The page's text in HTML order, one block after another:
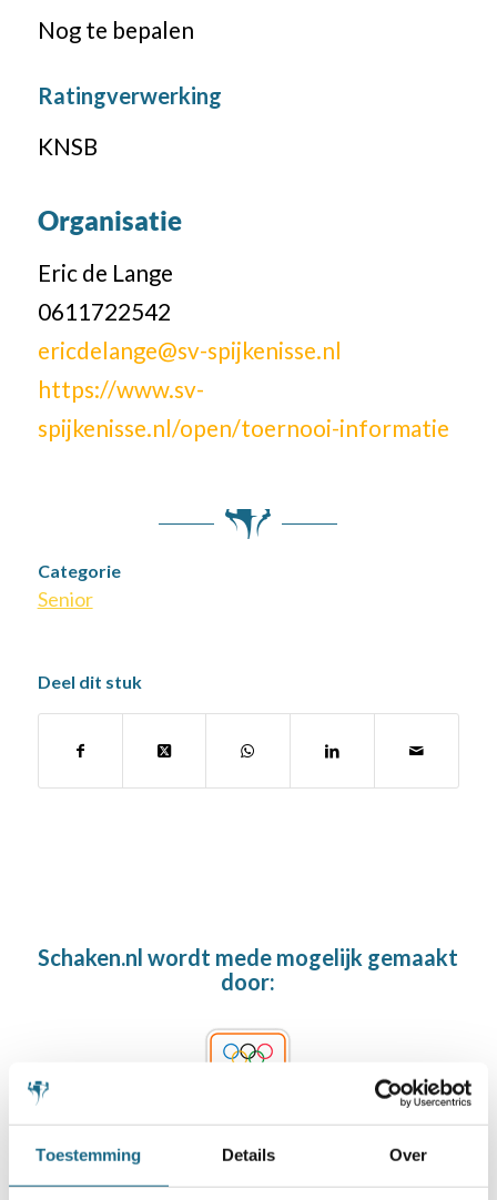
Toestemming Details Over
Nog te bepalen
Ratingverwerking
KNSB
Organisatie
Eric de Lange
0611722542
ericdelange@sv-spijkenisse.nl
https://www.sv-
spijkenisse.nl/open/toernooi-informatie
Categorie
Senior
Deel dit stuk
Schaken.nl wordt mede mogelijk gemaakt
door: